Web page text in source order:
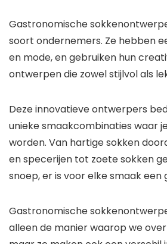
Gastronomische
soort ondernemers. Ze hebben
en mode, en gebruiken hun
ontwerpen die zowel stijlvol als
Deze innovatieve ontwerpers
unieke smaakcombinaties waar
worden. Van hartige sokken
en specerijen tot zoete sokken
snoep, er is voor elke smaak een
Gastronomische
alleen de manier waarop we